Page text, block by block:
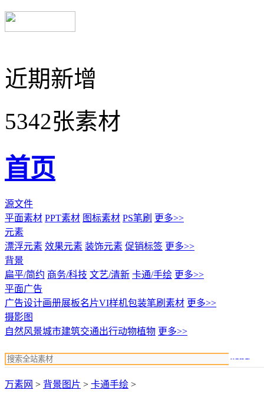
近期新增
5342张素材
首页
源文件
平面素材 PPT素材 图标素材 PS笔刷 更多>>
元素
漂浮元素 效果元素 装饰元素 促销标签 更多>>
背景
扁平/简约 商务/科技 文艺/清新 卡通/手绘 更多>>
平面广告
广告设计画册展板名片VI样机包装笔刷素材 更多>>
摄影图
自然风景城市建筑交通出行动物植物 更多>>
万素网 > 背景图片 > 卡通手绘 >